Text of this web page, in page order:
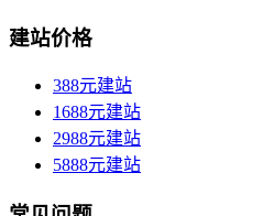
建站价格
388元建站
1688元建站
2988元建站
5888元建站